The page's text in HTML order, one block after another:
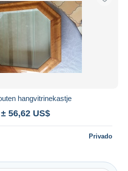
hangvitrinekastje
± 56,62 US$
Privado